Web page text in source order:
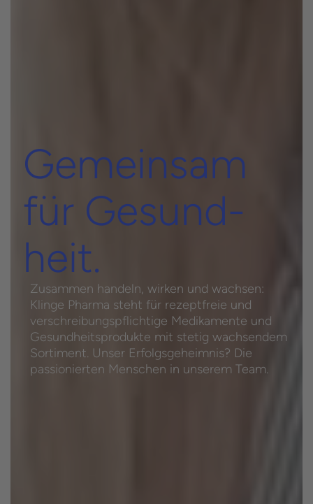
Gemein­sam
für Gesund­
heit.
Zusammen handeln, wirken und wachsen:
Klinge Pharma steht für rezeptfreie und
verschreibungspflichtige Medikamente und
Gesund­heitsprodukte mit stetig wachsendem
Sortiment. Unser Erfolgsgeheimnis? Die
passionierten Menschen in unserem Team.